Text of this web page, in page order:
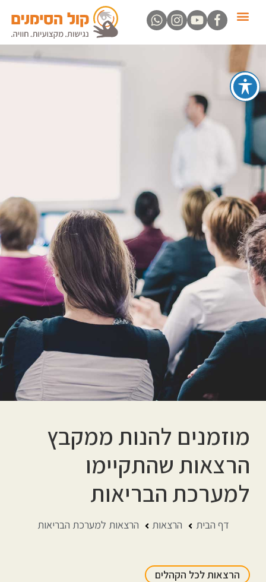
מוזמנים להנות ממקבץ
הרצאות שהתקיימו
למערכת הבריאות
דף הבית הרצאות הרצאות למערכת הבריאות
הרצאות לכל הקהלים